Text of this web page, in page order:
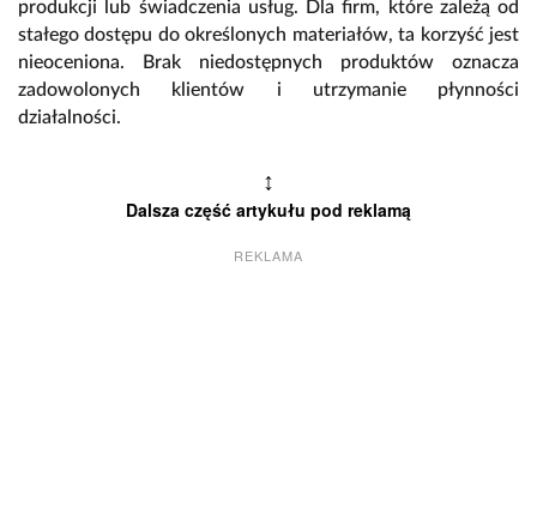
produkcji lub świadczenia usług. Dla firm, które zależą od
stałego dostępu do określonych materiałów, ta korzyść jest
nieoceniona. Brak niedostępnych produktów oznacza
zadowolonych klientów i utrzymanie płynności
działalności.
↕
Dalsza część artykułu pod reklamą
REKLAMA